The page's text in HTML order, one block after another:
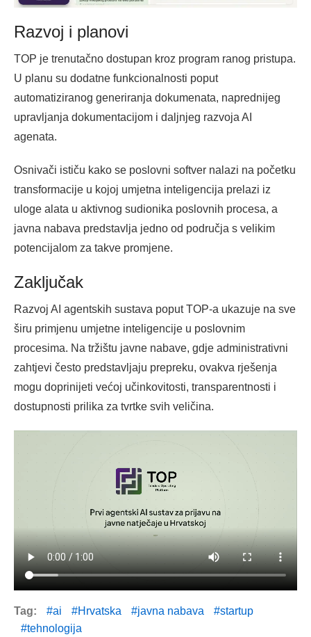
Razvoj i planovi
TOP je trenutačno dostupan kroz program ranog pristupa.
U planu su dodatne funkcionalnosti poput
automatiziranog generiranja dokumenata, naprednijeg
upravljanja dokumentacijom i daljnjeg razvoja AI
agenata.
Osnivači ističu kako se poslovni softver nalazi na početku
transformacije u kojoj umjetna inteligencija prelazi iz
uloge alata u aktivnog sudionika poslovnih procesa, a
javna nabava predstavlja jedno od područja s velikim
potencijalom za takve promjene.
Zaključak
Razvoj AI agentskih sustava poput TOP-a ukazuje na sve
širu primjenu umjetne inteligencije u poslovnim
procesima. Na tržištu javne nabave, gdje administrativni
zahtjevi često predstavljaju prepreku, ovakva rješenja
mogu doprinijeti većoj učinkovitosti, transparentnosti i
dostupnosti prilika za tvrtke svih veličina.
Tag: ai Hrvatska javna nabava
startup
tehnologija